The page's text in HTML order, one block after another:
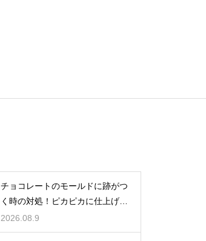
チョコレートのモールドに跡がつ
く時の対処！ピカピカに仕上げる
ための秘策
2026.08.9